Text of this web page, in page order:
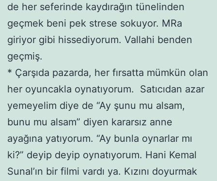
de her seferinde kaydırağın tünelinden
geçmek beni pek strese sokuyor. MRa
giriyor gibi hissediyorum. Vallahi benden
geçmiş.
* Çarşıda pazarda, her fırsatta mümkün olan
her oyuncakla oynatıyorum. Satıcıdan azar
yemeyelim diye de “Ay şunu mu alsam,
bunu mu alsam” diyen kararsız anne
ayağına yatıyorum. “Ay bunla oynarlar mı
ki?” deyip deyip oynatıyorum. Hani Kemal
Sunal’ın bir filmi vardı ya. Kızını doyurmak